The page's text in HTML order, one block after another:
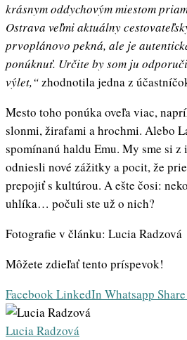
krásnym oddychovým miestom
Ostrava veľmi aktuálny
prvoplánovo pekná, ale je
ponúknuť. Určite by som ju
výlet,“zhodnotila jedna z
Mesto toho ponúka oveľa viac,
slonmi, žirafami a hrochmi. Alebo
spomínanú haldu Emu. My sme si
odniesli nové zážitky a pocit, že
prepojiť s kultúrou. A ešte čosi:
uhlíka… počuli ste už o nich?
Fotografie v článku: Lucia Radzová
Môžete zdieľať tento príspevok!
FacebookLinkedIn Whatsapp
Lucia Radzová